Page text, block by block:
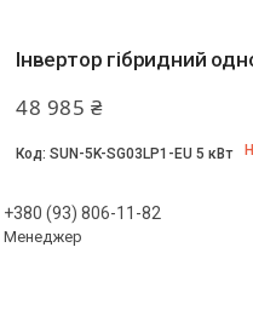
Інвертор гібридний
48 985 ₴
SUN-5K-SG03LP1-EU 5 кВт
+380 (93) 806-11-82
Менеджер